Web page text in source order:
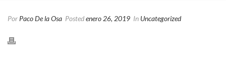
Por Paco De la Osa Postedenero 26, 2019 In Uncategorized